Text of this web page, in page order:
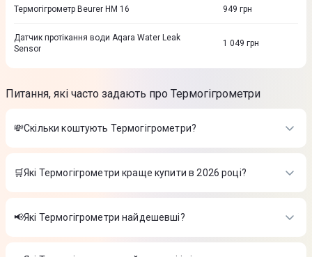
Термогігрометр Beurer HM 16 949 грн
Датчик протікання води Aqara Water Leak
Sensor
1 049 грн
Питання, які часто задають про Термогігрометри
💸Скільки коштують Термогігрометри?
магазині Цитрус
H04-
1 499 ₴
Датчик Температури та вологості Xiaomi 3Mini Білий
🛒Які Термогігрометри краще купити в 2026 році?
магазину Цитрус
📢Які Термогігрометри найдешевші?